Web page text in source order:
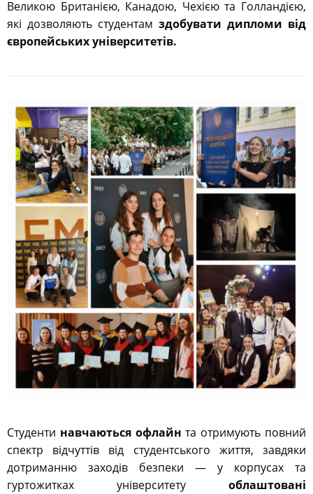
Великою Британією, Канадою, Чехією та Голландією,
які дозволяють студентам здобувати дипломи від
європейських університетів.
Студенти навчаються офлайн та отримують повний
спектр відчуттів від студентського життя, завдяки
дотриманню заходів безпеки — у корпусах та
гуртожитках університету облаштовані